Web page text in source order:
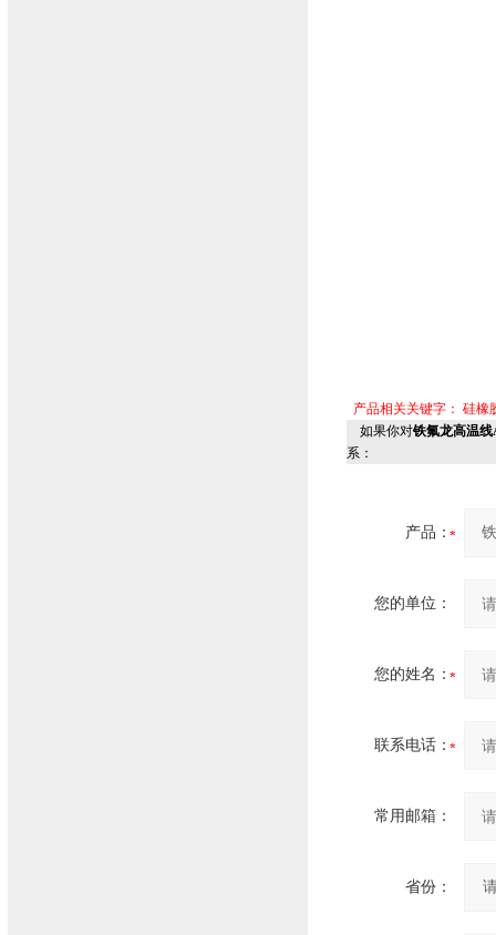
产品相关关键字： 硅橡
如果你对铁氟龙高温
系：
产品：
您的单位：
您的姓名：
联系电话：
常用邮箱：
省份：